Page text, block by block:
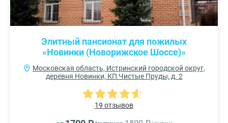
Элитный пансионат для пожилых
«Новинки (Новорижское Шоссе)»
Московская область, Истринский городской округ,
деревня Новинки, КП Чистые Пруды, д. 2
19 отзывов